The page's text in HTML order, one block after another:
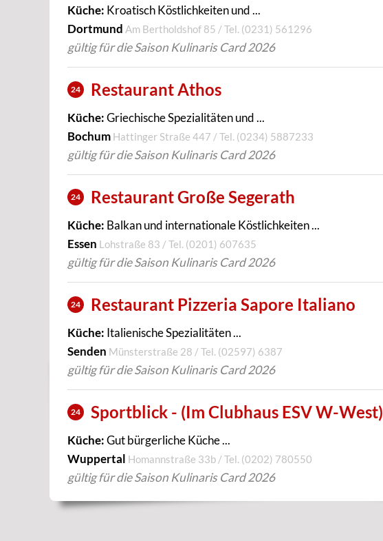
Küche: Kroatisch Köstlichkeiten und ...
Dortmund Am Bertholdshof 85 / Tel. (0231) 561296
gültig für die Saison Kulinaris Card 2026
24 Restaurant Athos
Küche:Griechische Spezialitäten und ...
Bochum Hattinger Straße 447 / Tel. (0234) 5887233
gültig für die Saison Kulinaris Card 2026
24 Restaurant Große Segerath
Küche: Balkan und internationale Köstlichkeiten ...
Essen Lohstraße 83 / Tel. (0201) 607635
gültig für die Saison Kulinaris Card 2026
24 Restaurant Pizzeria Sapore Italiano
Küche: Italienische Spezialitäten ...
Senden Münsterstraße 28 / Tel. (02597) 6387
gültig für die Saison Kulinaris Card 2026
24 Sportblick - (Im Clubhaus ESV W-West)
Küche:Gut bürgerliche Küche ...
Wuppertal Homannstraße 33b / Tel. (0202) 780550
gültig für die Saison Kulinaris Card 2026